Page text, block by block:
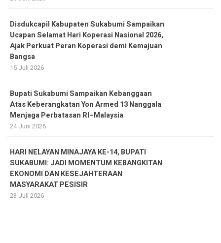
Disdukcapil Kabupaten Sukabumi Sampaikan
Ucapan Selamat Hari Koperasi Nasional 2026,
Ajak Perkuat Peran Koperasi demi Kemajuan
Bangsa
15 Juli 2026
Bupati Sukabumi Sampaikan Kebanggaan
Atas Keberangkatan Yon Armed 13 Nanggala
Menjaga Perbatasan RI–Malaysia
24 Juni 2026
HARI NELAYAN MINAJAYA KE-14, BUPATI
SUKABUMI: JADI MOMENTUM KEBANGKITAN
EKONOMI DAN KESEJAHTERAAN
MASYARAKAT PESISIR
23 Juli 2026